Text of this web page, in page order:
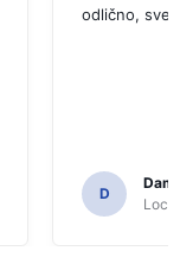
odlično, sve
D